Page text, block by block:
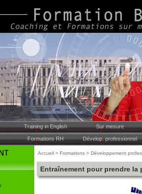
Training in English Sur mesure
Formations RH Dévelop. professionnel
Accueil > Formations > Développement
Entraînement pour prendre la